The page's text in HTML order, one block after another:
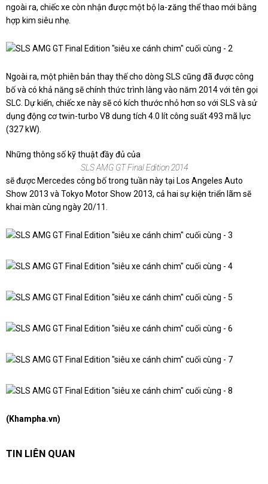
ngoài ra, chiếc xe còn nhận được một bộ la-zăng thể thao mới bằng
hợp kim siêu nhẹ.
Ngoài ra, một phiên bản thay thế cho dòng SLS cũng đã được công
bố và có khả năng sẽ chính thức trình làng vào năm 2014 với tên gọi
SLC. Dự kiến, chiếc xe này sẽ có kích thước nhỏ hơn so với SLS và sử
dụng động cơ twin-turbo V8 dung tích 4.0 lít công suất 493 mã lực
(327 kW).
Những thông số kỹ thuật đầy đủ của
SLS AMG GT Final Edition 2014
sẽ được Mercedes công bố trong tuần này tại Los Angeles Auto
Show 2013 và Tokyo Motor Show 2013, cả hai sự kiện triển lãm sẽ
khai màn cùng ngày 20/11.
(Khampha.vn)
TIN LIÊN QUAN